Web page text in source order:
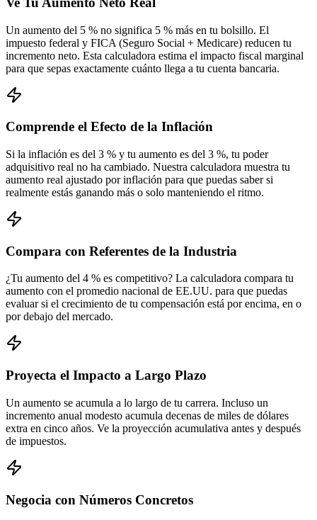
Un aumento del 5 % no significa 5 % más en tu bolsillo. El
impuesto federal y FICA (Seguro Social + Medicare) reducen tu
incremento neto. Esta calculadora estima el impacto fiscal marginal
para que sepas exactamente cuánto llega a tu cuenta bancaria.
Comprende el Efecto de la Inflación
Si la inflación es del 3 % y tu aumento es del 3 %, tu poder
adquisitivo real no ha cambiado. Nuestra calculadora muestra tu
aumento real ajustado por inflación para que puedas saber si
realmente estás ganando más o solo manteniendo el ritmo.
Compara con Referentes de la Industria
¿Tu aumento del 4 % es competitivo? La calculadora compara tu
aumento con el promedio nacional de EE.UU. para que puedas
evaluar si el crecimiento de tu compensación está por encima, en o
por debajo del mercado.
Proyecta el Impacto a Largo Plazo
Un aumento se acumula a lo largo de tu carrera. Incluso un
incremento anual modesto acumula decenas de miles de dólares
extra en cinco años. Ve la proyección acumulativa antes y después
de impuestos.
Negocia con Números Concretos